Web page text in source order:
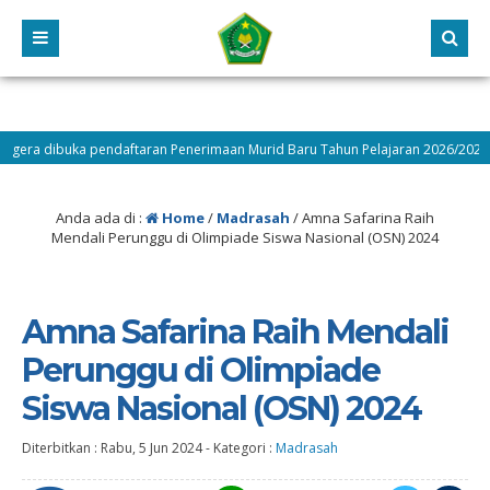
pendaftaran Penerimaan Murid Baru Tahun Pelajaran 2026/2027 cek
Anda ada di : Home/ Madrasah /Amna Safarina Raih
Mendali Perunggu di Olimpiade Siswa Nasional (OSN) 2024
Amna Safarina Raih Mendali
Perunggu di Olimpiade
Siswa Nasional (OSN) 2024
Diterbitkan : Rabu, 5 Jun 2024- Kategori : Madrasah